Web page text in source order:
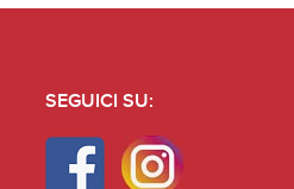
SEGUICI SU: